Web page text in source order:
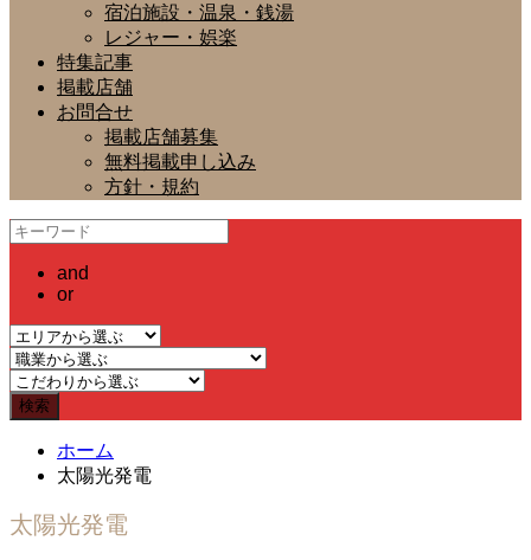
宿泊施設・温泉・銭湯
レジャー・娯楽
特集記事
掲載店舗
お問合せ
掲載店舗募集
無料掲載申し込み
方針・規約
and
or
ホーム
太陽光発電
太陽光発電